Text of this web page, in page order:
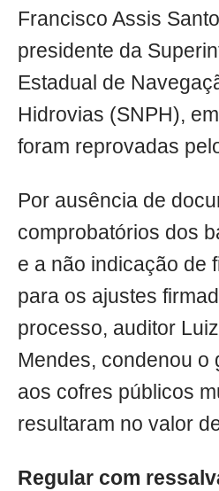
Francisco Assis
presidente da
Estadual de
Hidrovias (SNPH),
foram reprovadas
Por ausência de
comprobatórios dos
e a não indicação de
para os ajustes
processo, auditor
Mendes, condenou o
aos cofres públicos
resultaram no valor
Regular com